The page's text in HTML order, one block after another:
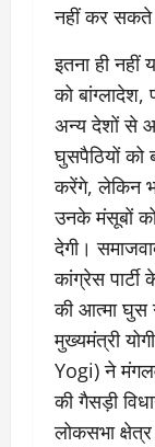
नहीं कर सकते
इतना ही नहीं
को बांग्लादेश,
अन्य देशों से
घुसपैठियों को
करेंगे, लेकिन
उनके मंसूबों को
देगी।
कांग्रेस
की आत्मा घुस
मुख्यमंत्री
Yogi) ने
की गैसड़ी
लोकसभा